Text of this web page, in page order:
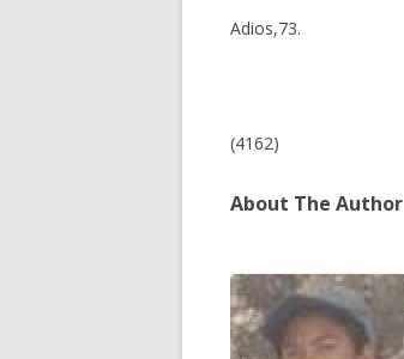
Adios,73.
(4162)
About The Author